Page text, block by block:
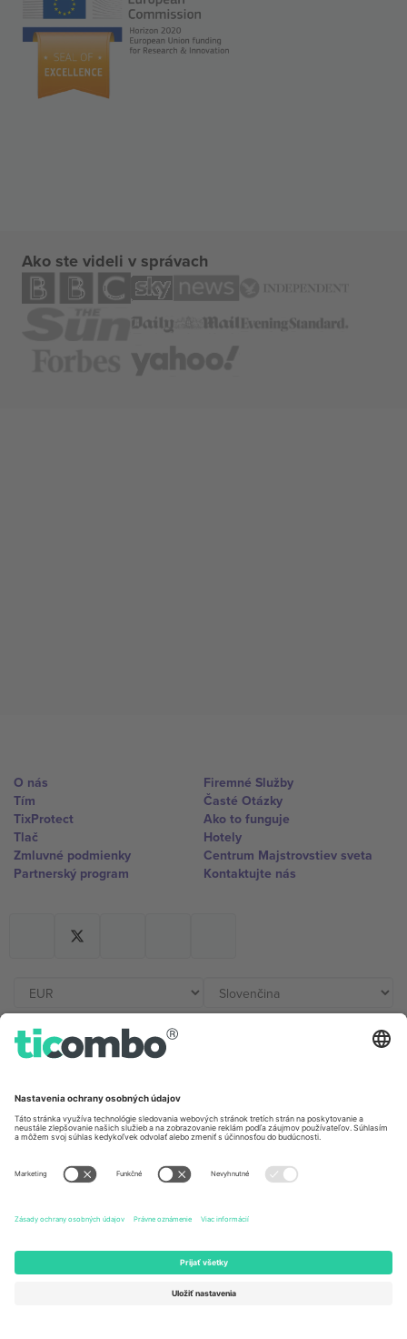
Ako ste videli v správach
O nás
Tím
TixProtect
Tlač
Zmluvné podmienky
Partnerský program
Firemné Služby
Časté Otázky
Ako to funguje
Hotely
Centrum Majstrovstiev sveta
Kontaktujte nás
Kancelárie Ticombo
Germany
Unter den Linden 24, 10117
Berlin, Germany
167 City Road, London, Greater
London, EC1V 1AW, United
131 Continental Dr, Suite 305,
Dorfstrasse 52a, 6390